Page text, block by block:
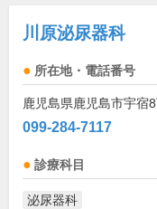
川原泌尿器科
所在地・電話番号
鹿児島県鹿児島市宇宿
099-284-7117
診療科目
泌尿器科